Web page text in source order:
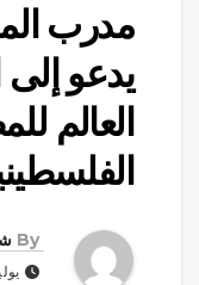
مدرب
يدعو
العالم
By
يوليو